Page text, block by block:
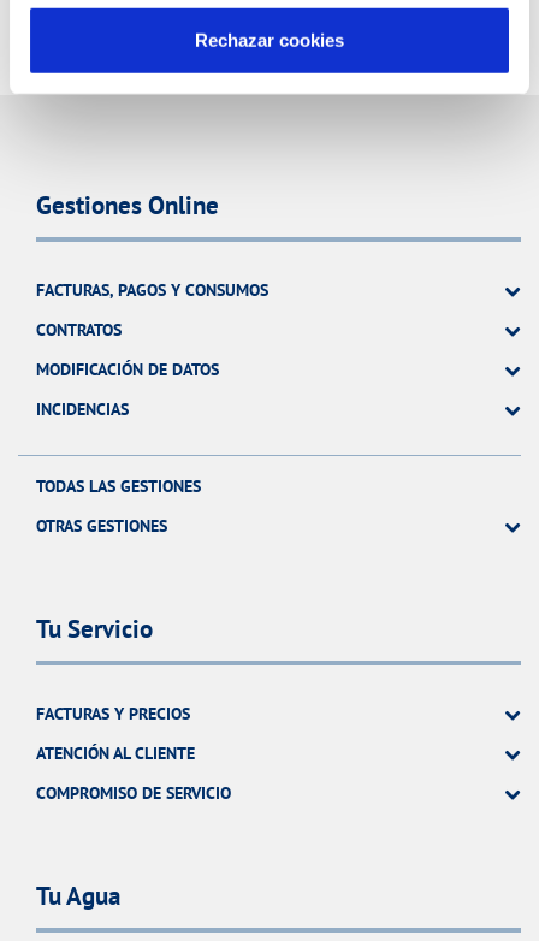
Rechazar cookies
Gestiones Online
FACTURAS, PAGOS Y CONSUMOS
CONTRATOS
MODIFICACIÓN DE DATOS
INCIDENCIAS
TODAS LAS GESTIONES
OTRAS GESTIONES
Tu Servicio
FACTURAS Y PRECIOS
ATENCIÓN AL CLIENTE
COMPROMISO DE SERVICIO
Tu Agua